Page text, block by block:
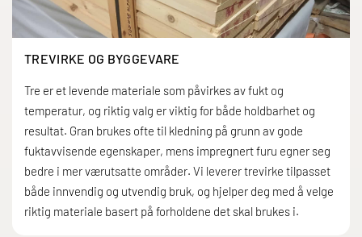
TREVIRKE OG BYGGEVARE
Tre er et levende materiale som påvirkes av fukt og
temperatur, og riktig valg er viktig for både holdbarhet og
resultat. Gran brukes ofte til kledning på grunn av gode
fuktavvisende egenskaper, mens impregnert furu egner seg
bedre i mer værutsatte områder. Vi leverer trevirke tilpasset
både innvendig og utvendig bruk, og hjelper deg med å velge
riktig materiale basert på forholdene det skal brukes i.